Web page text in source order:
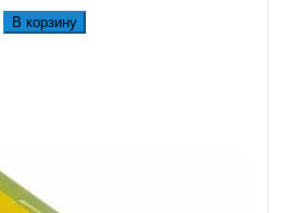
В корзину